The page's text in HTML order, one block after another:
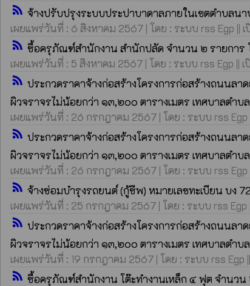
rss_feed จ้างปรับปรุงระบบประปาบาดาลภายในเขตตำบลน
เผยแพร่วันที่ : 6 สิงหาคม 2567 | โดย : ระบบ rss Egp || เ
rss_feed ซื้อครุภัณฑ์สำนักงาน สำนักปลัด จำนวน ๒ รายการ โ
เผยแพร่วันที่ : 5 สิงหาคม 2567 | โดย : ระบบ rss Egp || เ
rss_feed ประกวดราคาจ้างก่อสร้างโครงการก่อสร้างถนนล
ผิวจราจรไม่น้อยกว่า ๑๓,๒๐๐ ตารางเมตร เทศบาลตำ
เผยแพร่วันที่ : 26 กรกฎาคม 2567 | โดย : ระบบ rss Egp
rss_feed ประกวดราคาจ้างก่อสร้างโครงการก่อสร้างถนนล
ผิวจราจรไม่น้อยกว่า ๑๓,๒๐๐ ตารางเมตร เทศบาลตำ
เผยแพร่วันที่ : 26 กรกฎาคม 2567 | โดย : ระบบ rss Egp
rss_feed จ้างซ่อมบำรุงรถยนต์ (กู้ชีพ) หมายเลขทะเบียน บง
เผยแพร่วันที่ : 25 กรกฎาคม 2567 | โดย : ระบบ rss Egp
rss_feed ประกวดราคาจ้างก่อสร้างโครงการก่อสร้างถนนล
ผิวจราจรไม่น้อยกว่า ๑๓,๒๐๐ ตารางเมตร เทศบาลตำ
เผยแพร่วันที่ : 19 กรกฎาคม 2567 | โดย : ระบบ rss Egp ||
rss_feed ซื้อครุภัณฑ์สำนักงาน โต๊ะทำงานเหล็ก ๔ ฟุต จำนวน